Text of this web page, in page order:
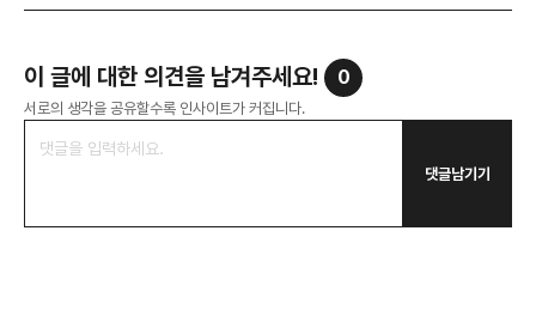
이 글에 대한 의견을 남겨주세요! 0
서로의 생각을 공유할수록 인사이트가 커집니다.
댓글남기기